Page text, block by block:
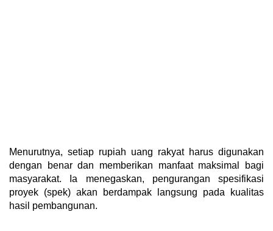
Menurutnya, setiap rupiah uang rakyat harus digunakan
dengan benar dan memberikan manfaat maksimal bagi
masyarakat. Ia menegaskan, pengurangan spesifikasi
proyek (spek) akan berdampak langsung pada kualitas
hasil pembangunan.